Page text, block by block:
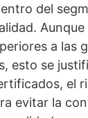
del
Aunque
a las
esto se
el
evitar la